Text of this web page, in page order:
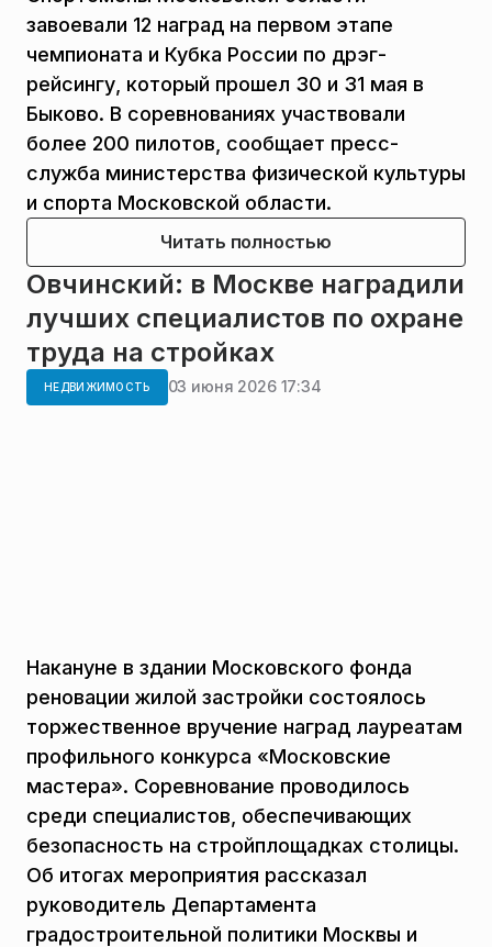
завоевали 12 наград на первом этапе
чемпионата и Кубка России по дрэг-
рейсингу, который прошел 30 и 31 мая в
Быково. В соревнованиях участвовали
более 200 пилотов, сообщает пресс-
служба министерства физической культуры
и спорта Московской области.
Читать полностью
Овчинский: в Москве наградили
лучших специалистов по охране
труда на стройках
НЕДВИЖИМОСТЬ 03 июня 2026 17:34
Накануне в здании Московского фонда
реновации жилой застройки состоялось
торжественное вручение наград лауреатам
профильного конкурса «Московские
мастера». Соревнование проводилось
среди специалистов, обеспечивающих
безопасность на стройплощадках столицы.
Об итогах мероприятия рассказал
руководитель Департамента
градостроительной политики Москвы и